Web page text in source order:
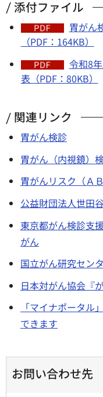
添付ファイル
胃がん
（PDF：164KB）
令和8
表（PDF：80KB）
関連リンク
胃がん検診
胃がん（内視鏡）
胃がんリスク（Ａ
公益財団法人世田
東京都がん検診
がん
国立がん研究セン
日本対がん協会『
「マイナポータル
できます
お問い合わせ先